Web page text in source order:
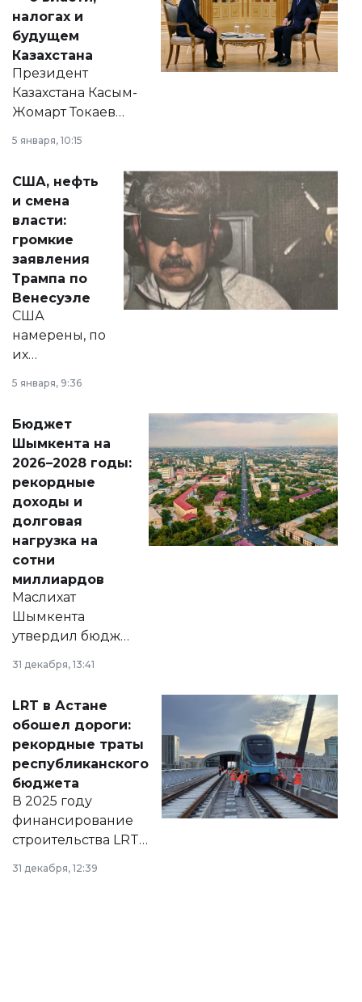
налогах и
будущем
Казахстана
Президент
Казахстана Касым-
Жомарт Токаев
сразу несколько
актуальных тем —
от слухов о
политических
реформах до
вопросов армии,
экономики и
личного здоровья.
5 января, 10:15
США, нефть
и смена
власти:
громкие
заявления
Трампа по
Венесуэле
США
намерены, по
их
принести
народу
Венесуэлы.
5 января, 9:36
Бюджет
Шымкента на
2026–2028 годы:
рекордные
доходы и
долговая
нагрузка на
сотни
миллиардов
Маслихат
Шымкента
утвердил бюджет
города на 2026–
2028 годы.
документ
появился в базе
нормативных
правовых актов и
на сайте маслихат
города.
31 декабря, 13:41
LRT в Астане
обошел дороги:
рекордные траты
республиканского
бюджета
В 2025 году
финансирование
строительства LRT
в Астане из
республиканского
31 декабря, 12:39